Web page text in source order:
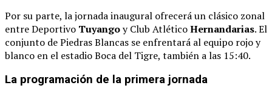
Por su parte, la jornada inaugural ofrecerá un clásico zonal
entre Deportivo Tuyangoy Club AtléticoHernandarias. El
conjunto de Piedras Blancas se enfrentará al equipo rojo y
blanco en el estadio Boca del Tigre, también a las 15:40.
La programación de la primera jornada